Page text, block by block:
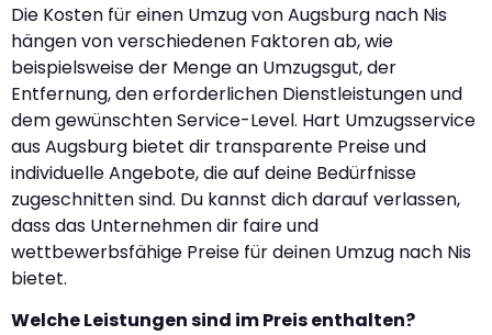
Die Kosten für einen Umzug von Augsburg nach Nis
hängen von verschiedenen Faktoren ab, wie
beispielsweise der Menge an Umzugsgut, der
Entfernung, den erforderlichen Dienstleistungen und
dem gewünschten Service-Level. Hart Umzugsservice
aus Augsburg bietet dir transparente Preise und
individuelle Angebote, die auf deine Bedürfnisse
zugeschnitten sind. Du kannst dich darauf verlassen,
dass das Unternehmen dir faire und
wettbewerbsfähige Preise für deinen Umzug nach Nis
bietet.
Welche Leistungen sind im Preis enthalten?